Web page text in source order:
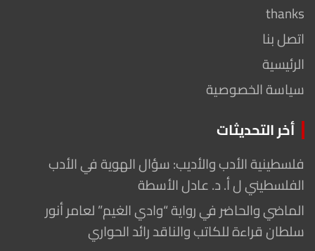
thanks
اتصل بنا
الرئيسية
سياسة الخصوصية
أخر التحديثات
فلسطينية الأدب والأديب: سؤال الهوية في الأدب
الفلسطيني ل أ. د. عادل الأسطة
الماضي والحاضر في رواية “وادي الغيم” لعامر أنور
سلطان قراءة للكاتب والناقد رائد الحواري